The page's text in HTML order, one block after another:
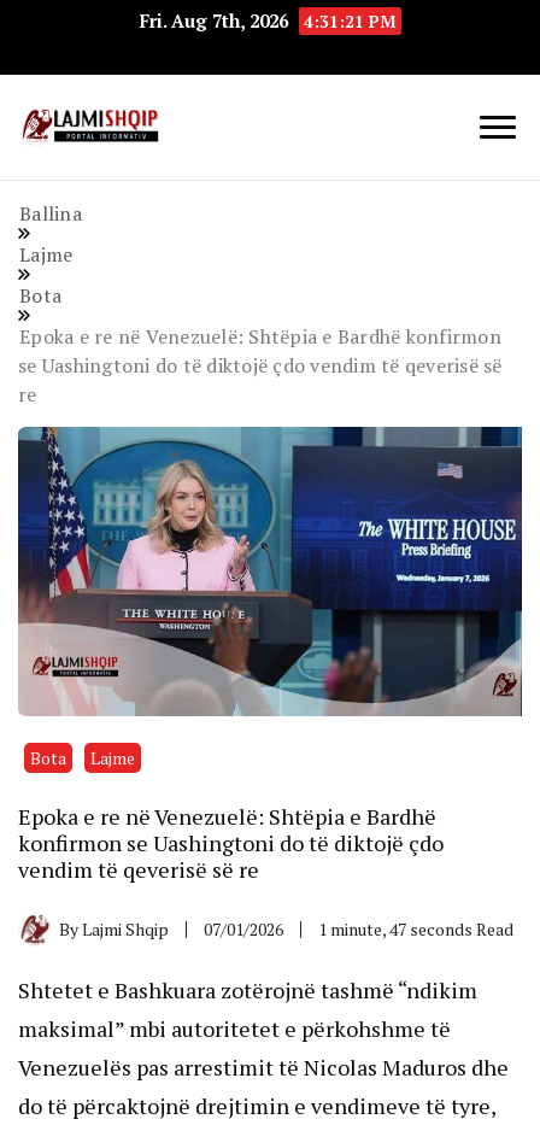
Fri. Aug 7th, 2026 4:31:21 PM
Ballina
Lajme
Bota
Epoka e re në Venezuelë: Shtëpia e Bardhë konfirmon
se Uashingtoni do të diktojë çdo vendim të qeverisë së
re
Bota Lajme
Epoka e re në Venezuelë: Shtëpia e Bardhë
konfirmon se Uashingtoni do të diktojë çdo
vendim të qeverisë së re
ByLajmi Shqip 07/01/2026 1 minute, 47 seconds Read
Shtetet e Bashkuara zotërojnë tashmë “ndikim
maksimal” mbi autoritetet e përkohshme të
Venezuelës pas arrestimit të Nicolas Maduros dhe
do të përcaktojnë drejtimin e vendimeve të tyre,